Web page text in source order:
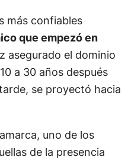
más confiables
que empezó en
asegurado el dominio
a 30 años después
se proyectó hacia